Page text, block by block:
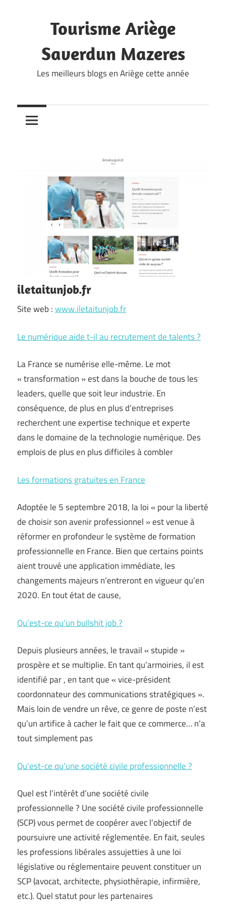
Tourisme Ariège
Saverdun Mazeres
Les meilleurs blogs en Ariège cette année
iletaitunjob.fr
Site web :www.iletaitunjob.fr
Le numérique aide t-il au recrutement de talents ?
La France se numérise elle-même. Le mot
« transformation » est dans la bouche de tous les
leaders, quelle que soit leur industrie. En
conséquence, de plus en plus d’entreprises
recherchent une expertise technique et experte
dans le domaine de la technologie numérique. Des
emplois de plus en plus difficiles à combler
Les formations gratuites en France
Adoptée le 5 septembre 2018, la loi « pour la liberté
de choisir son avenir professionnel » est venue à
réformer en profondeur le système de formation
professionnelle en France. Bien que certains points
aient trouvé une application immédiate, les
changements majeurs n’entreront en vigueur qu’en
2020. En tout état de cause,
Qu’est-ce qu’un bullshit job ?
Depuis plusieurs années, le travail « stupide »
prospère et se multiplie. En tant qu’armoiries, il est
identifié par , en tant que « vice-président
coordonnateur des communications stratégiques ».
Mais loin de vendre un rêve, ce genre de poste n’est
qu’un artifice à cacher le fait que ce commerce… n’a
tout simplement pas
Qu’est-ce qu’une société civile professionnelle ?
Quel est l’intérêt d’une société civile
professionnelle ? Une société civile professionnelle
(SCP) vous permet de coopérer avec l’objectif de
poursuivre une activité réglementée. En fait, seules
les professions libérales assujetties à une loi
législative ou réglementaire peuvent constituer un
SCP (avocat, architecte, physiothérapie, infirmière,
etc.). Quel statut pour les partenaires